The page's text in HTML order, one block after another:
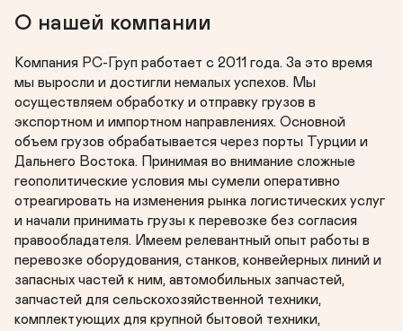
Экспорт / импорт
Морские и ж/д перевозки из России в Казахстан,
Китай, Узбекистан, Турцию и Европу в экспортном
и импортном направлениях.
О нашей компании
Компания РС-Груп работает с 2011 года. За это время
мы выросли и достигли немалых успехов. Мы
осуществляем обработку и отправку грузов в
экспортном и импортном направлениях. Основной
объем грузов обрабатывается через порты Турции и
Дальнего Востока. Принимая во внимание сложные
геополитические условия мы сумели оперативно
отреагировать на изменения рынка логистических услуг
и начали принимать грузы к перевозке без согласия
правообладателя. Имеем релевантный опыт работы в
перевозке оборудования, станков, конвейерных линий и
запасных частей к ним, автомобильных запчастей,
запчастей для сельскохозяйственной техники,
комплектующих для крупной бытовой техники,